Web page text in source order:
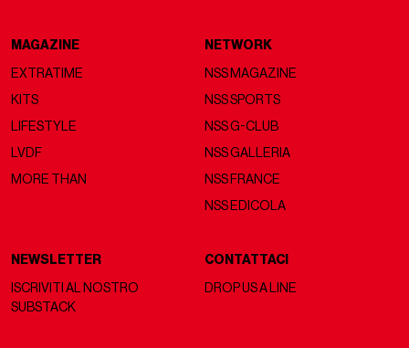
MAGAZINE
EXTRATIME
KITS
LIFESTYLE
LVDF
MORE THAN
NETWORK
NSS MAGAZINE
NSS SPORTS
NSS G-CLUB
NSS GALLERIA
NSS FRANCE
NSS EDICOLA
NEWSLETTER
ISCRIVITI AL NOSTRO
SUBSTACK
CONTATTACI
DROP US A LINE